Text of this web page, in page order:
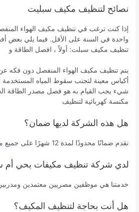
نصائح لتنظيف مكيف سبليت
إذا كنت ترغب في تنظيف مكيف الهواء
واحدة في السنة على الأقل. فيما يلي بعض
تنظيف مكيف سبلت: أولاً ، افصل الطاقة و
يتم تنظيف مكيف الهواء المنفصل دون فكه
أكياس معينة لتجنب سقوط المياه المستخدمة
شيء يجب القيام به هو فصل مصدر الطاقة
مكنسة كهربائية لتنظيف
هل هذه الشركة لديها ضمان؟
نقدم ضمانًا محدودًا لمدة 12 شهرًا على جميع منتجاتنا.
لدي شركة تنظيف مكيفات بحي أم
خدمتنا هي موظفين مصريين معتمدين ومدربين
هل أنت بحاجة لتنظيف المكيف؟